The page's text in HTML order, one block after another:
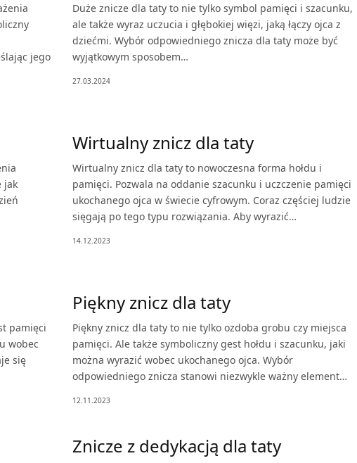
jego
Duże znicze dla taty to nie tylko symbol pamięci i szacunku,
ale także wyraz uczucia i głębokiej więzi, jaką łączy ojca z
dziećmi. Wybór odpowiedniego znicza dla taty może być
wyjątkowym sposobem…
27.03.2024
jak
Wirtualny znicz dla taty
Wirtualny znicz dla taty to nowoczesna forma hołdu i
pamięci. Pozwala na oddanie szacunku i uczczenie pamięci
ukochanego ojca w świecie cyfrowym. Coraz częściej ludzie
sięgają po tego typu rozwiązania. Aby wyrazić…
14.12.2023
pamięci
wobec
się
Piękny znicz dla taty
Piękny znicz dla taty to nie tylko ozdoba grobu czy miejsca
pamięci. Ale także symboliczny gest hołdu i szacunku, jaki
można wyrazić wobec ukochanego ojca. Wybór
odpowiedniego znicza stanowi niezwykle ważny element…
12.11.2023
Znicze z dedykacją dla taty